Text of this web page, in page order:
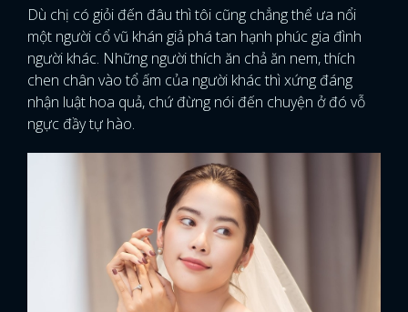
Dù chị có giỏi đến đâu thì tôi cũng chẳng thể ưa nổi
một người cổ vũ khán giả phá tan hạnh phúc gia đình
người khác. Những người thích ăn chả ăn nem, thích
chen chân vào tổ ấm của người khác thì xứng đáng
nhận luật hoa quả, chứ đừng nói đến chuyện ở đó vỗ
ngực đầy tự hào.